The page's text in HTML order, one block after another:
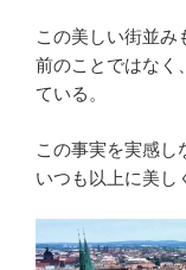
この美しい街並み
前のことではなく
ている。
この事実を実感し
いつも以上に美し